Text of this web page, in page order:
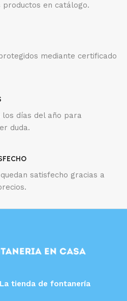
productos en catálogo.
mediante certificado
los días del año para
duda.
satisfecho gracias a
tienda de fontanería